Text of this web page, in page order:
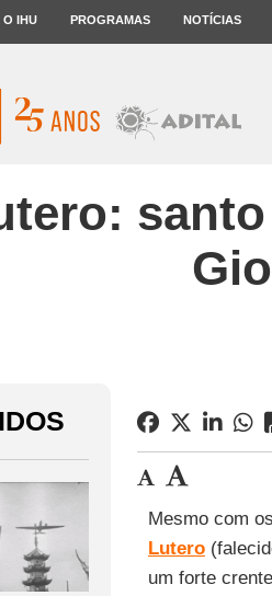
O IHU PROGRAMAS NOTÍCIAS
Mesmo com
Lutero
um forte